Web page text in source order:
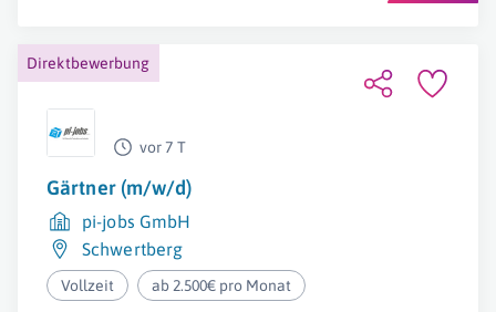
Direktbewerbung
vor 7 T
Gärtner (m/w/d)
pi-jobs GmbH
Schwertberg
Vollzeit ab 2.500€ pro Monat